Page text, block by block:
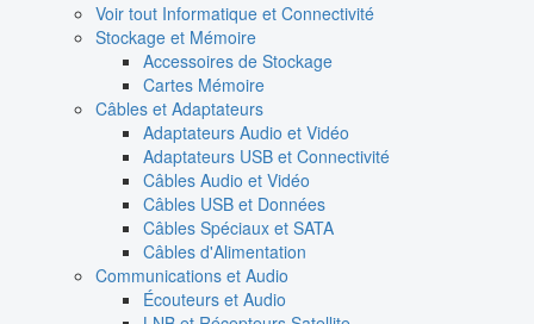
Voir tout Informatique et Connectivité
Stockage et Mémoire
Accessoires de Stockage
Cartes Mémoire
Câbles et Adaptateurs
Adaptateurs Audio et Vidéo
Adaptateurs USB et Connectivité
Câbles Audio et Vidéo
Câbles USB et Données
Câbles Spéciaux et SATA
Câbles d'Alimentation
Communications et Audio
Écouteurs et Audio